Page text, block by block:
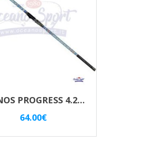
KRONOS PROGRESS 4.20 SURF Az. 150Gr. TRABUCCO
64.00€